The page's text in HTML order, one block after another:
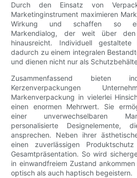
Durch den Einsatz von
Marketinginstrument maximieren
Wirkung und schaffen so
Markendialog, der weit über den
hinausreicht. Individuell gestaltete
dadurch zu einem integralen
und dienen nicht nur als
Zusammenfassend bieten
Kerzenverpackungen
Markenverpackung in vielerlei
einen enormen Mehrwert. Sie
einer unverwechselbaren
personalisierte Designelemente,
ansprechen. Neben ihrer
einen zuverlässigen
Gesamtpräsentation. So wird
in einwandfreiem Zustand
optisch als auch haptisch begeistern.